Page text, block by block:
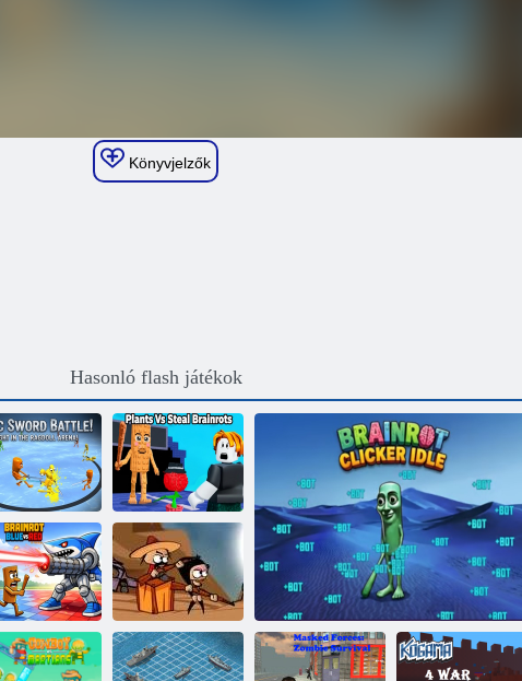
Könyvjelzők
Hasonló flash játékok
Epikus
kardcsata!
Harcolj a
Ragdoll
Arénában!
Plants vs Steal
Brainrots